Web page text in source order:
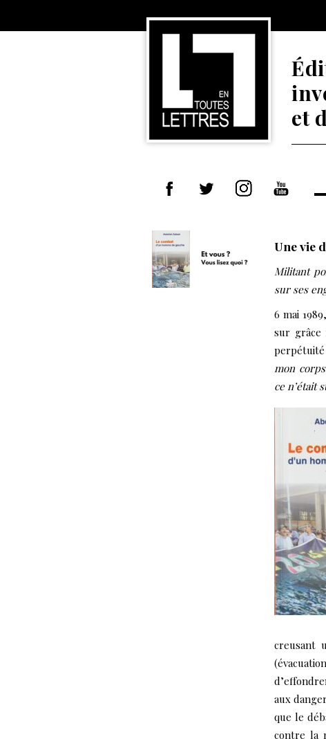
et
Une vie
Militant
sur ses
6 mai
sur grâce
mon
ce n’était
creusant
aux
que le
contre la